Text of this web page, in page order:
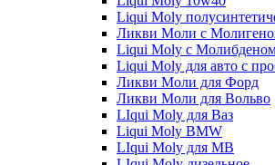
Liqui Moly
Ликви Моли с
Liqui Moly с
Liqui Moly для авто с
Ликви Моли для Форд
Ликви Моли для Вольво
LIqui Moly для Ваз
Liqui Moly BMW
LIqui Moly для MB